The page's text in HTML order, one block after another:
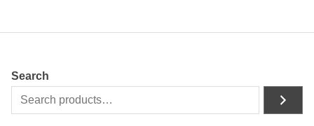
Search